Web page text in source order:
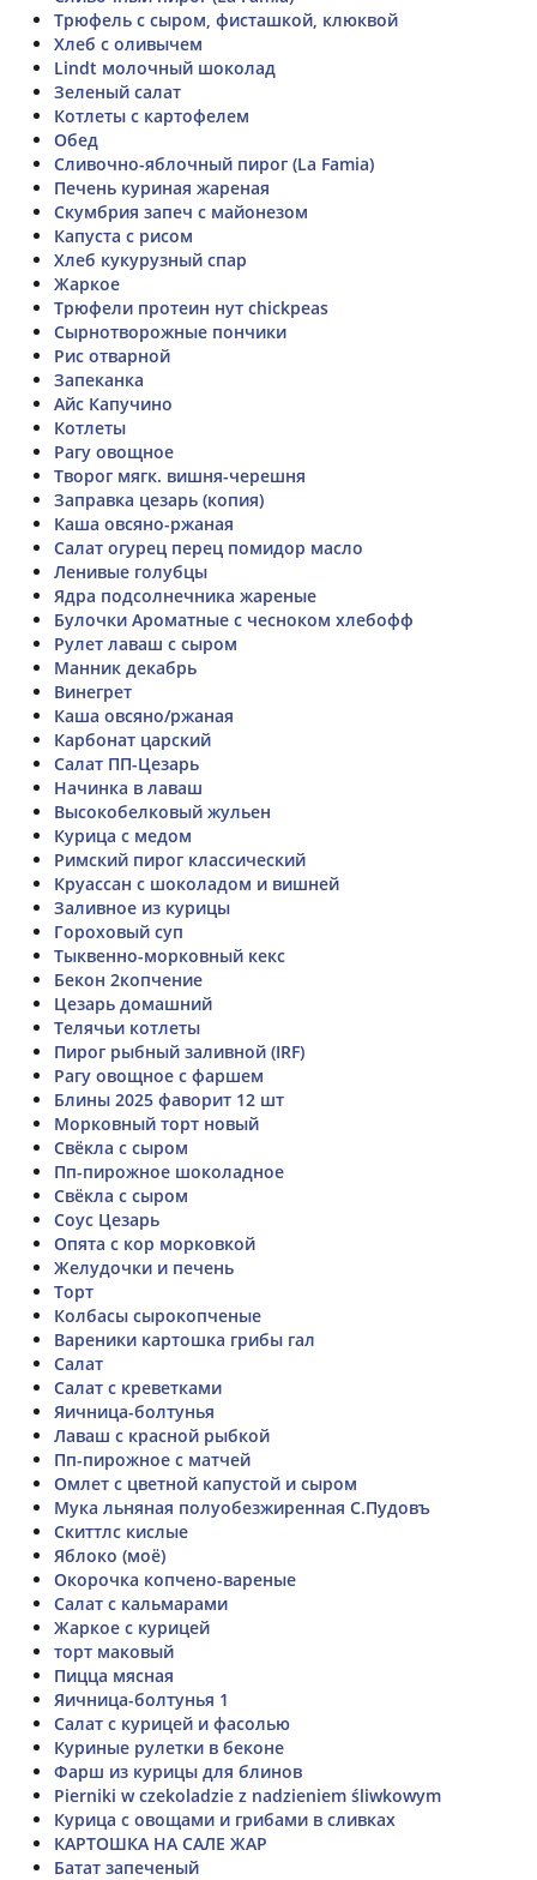
Трюфель с сыром, фисташкой, клюквой
Хлеб с оливычем
Lindt молочный шоколад
Зеленый салат
Котлеты с картофелем
Обед
Сливочно-яблочный пирог (La Famia)
Печень куриная жареная
Скумбрия запеч с майонезом
Капуста с рисом
Хлеб кукурузный спар
Жаркое
Трюфели протеин нут chickpeas
Сырнотворожные пончики
Рис отварной
Запеканка
Айс Капучино
Котлеты
Рагу овощное
Творог мягк. вишня-черешня
Заправка цезарь (копия)
Каша овсяно-ржаная
Салат огурец перец помидор масло
Ленивые голубцы
Ядра подсолнечника жареные
Булочки Ароматные с чесноком хлебофф
Рулет лаваш с сыром
Манник декабрь
Винегрет
Каша овсяно/ржаная
Карбонат царский
Салат ПП-Цезарь
Начинка в лаваш
Высокобелковый жульен
Курица с медом
Римский пирог классический
Круассан с шоколадом и вишней
Заливное из курицы
Гороховый суп
Тыквенно-морковный кекс
Бекон 2копчение
Цезарь домашний
Телячьи котлеты
Пирог рыбный заливной (IRF)
Рагу овощное с фаршем
Блины 2025 фаворит 12 шт
Морковный торт новый
Свёкла с сыром
Пп-пирожное шоколадное
Свёкла с сыром
Соус Цезарь
Опята с кор морковкой
Желудочки и печень
Торт
Колбасы сырокопченые
Вареники картошка грибы гал
Салат
Салат с креветками
Яичница-болтунья
Лаваш с красной рыбкой
Пп-пирожное с матчей
Омлет с цветной капустой и сыром
Мука льняная полуобезжиренная С.Пудовъ
Скиттлс кислые
Яблоко (моё)
Окорочка копчено-вареные
Салат с кальмарами
Жаркое с курицей
торт маковый
Пицца мясная
Яичница-болтунья 1
Салат с курицей и фасолью
Куриные рулетки в беконе
Фарш из курицы для блинов
Pierniki w czekoladzie z nadzieniem śliwkowym
Курица с овощами и грибами в сливках
КАРТОШКА НА САЛЕ ЖАР
Батат запеченый